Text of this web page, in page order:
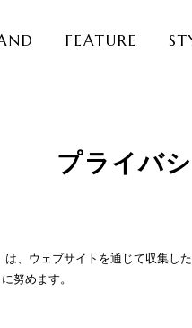
FEATURE
プライバ
、ウェブサイトを通じて収集
努めます。